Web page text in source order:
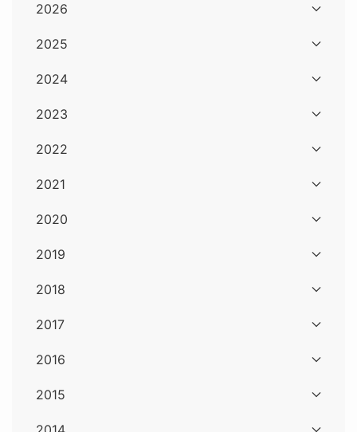
2026
2025
2024
2023
2022
2021
2020
2019
2018
2017
2016
2015